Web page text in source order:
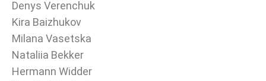
Denys Verenchuk
Kira Baizhukov
Milana Vasetska
Nataliia Bekker
Hermann Widder